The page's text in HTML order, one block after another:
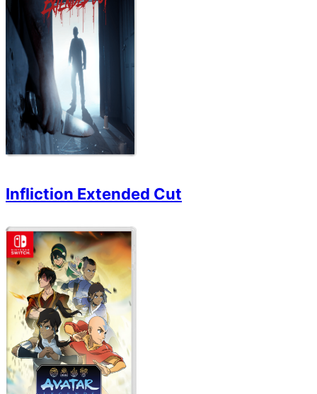
Infliction Extended Cut